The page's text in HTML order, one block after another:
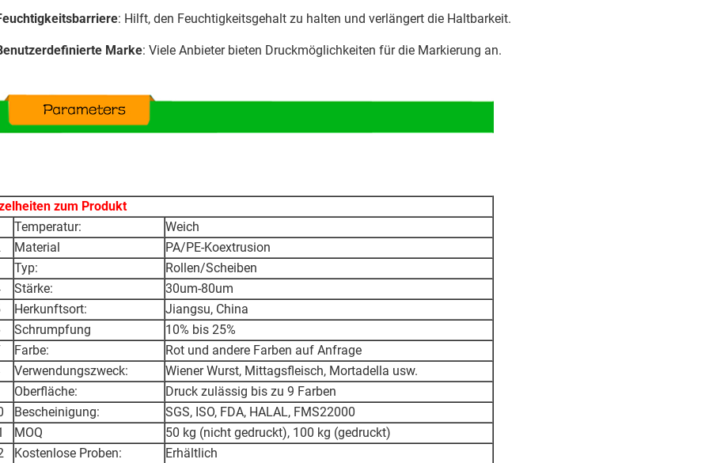
: Hilft, den Feuchtigkeitsgehalt zu halten und verlängert die Haltbarkeit.
Marke: Viele Anbieter bieten Druckmöglichkeiten für die Markierung an.
zum Produkt
Temperatur:
Weich
Material
PA/PE-Koextrusion
Typ:
Rollen/Scheiben
Stärke:
30um-80um
Herkunftsort:
Jiangsu, China
Schrumpfung
10% bis 25%
Farbe:
Rot und andere Farben auf Anfrage
Verwendungszweck:
Wiener Wurst, Mittagsfleisch, Mortadella usw.
Oberfläche:
Druck zulässig bis zu 9 Farben
Bescheinigung:
SGS, ISO, FDA, HALAL, FMS22000
MOQ
50 kg (nicht gedruckt), 100 kg (gedruckt)
Kostenlose Proben: Erhältlich